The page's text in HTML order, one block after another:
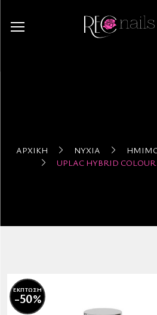
ΑΡΧΙΚΉ ΝΎΧΙΑ
UPLAC HYBRID
ΕΚΠΤΩΣΗ
-50%